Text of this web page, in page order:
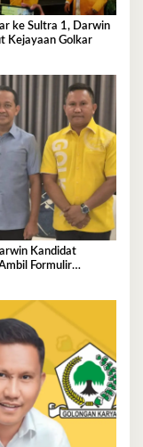
ke Sultra 1, Darwin
Kejayaan Golkar
Kandidat
Formulir